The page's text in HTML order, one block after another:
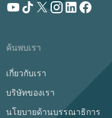
ค้นพบเรา
เกี่ยวกับเรา
บริษัทของเรา
นโยบายด้านบรรณาธิการ